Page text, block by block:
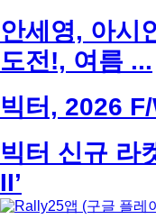
안세영, 아시
도전!, 여름 ...
빅터, 2026
빅터 신규 라
II’